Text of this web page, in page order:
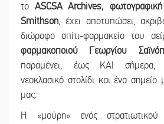
το ASCSA Archives,
Smithson, έχει αποτυπώσει,
διώροφο σπίτι-φαρμακείο του
φαρμακοποιού Γεωργίου
παραμένει, έως ΚΑΙ σήμερα,
νεοκλασικό στολίδι και ένα
μας.
Η «μούρη» ενός στρατιωτικού